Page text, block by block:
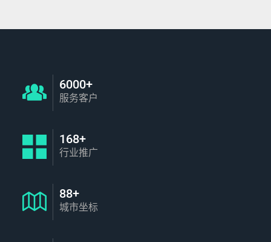
6000+
服务客户
168+
行业推广
88+
城市坐标